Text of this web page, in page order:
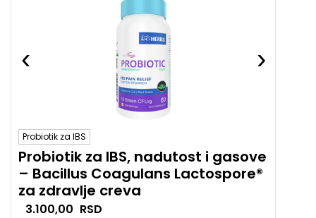
‹ ›
Probiotik za IBS
Probiotik za IBS, nadutost i gasove
– Bacillus Coagulans Lactospore®
za zdravlje creva
3.100,00 RSD